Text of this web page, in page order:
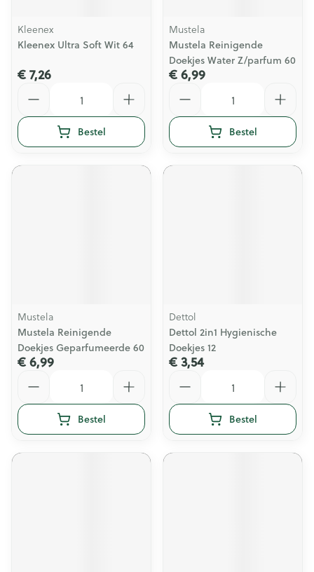
Kleenex
Kleenex Ultra Soft Wit 64
€ 7,26
Bestel
Mustela
Mustela Reinigende
Doekjes Water Z/parfum 60
€ 6,99
Bestel
Mustela
Mustela Reinigende
Doekjes Geparfumeerde 60
€ 6,99
Bestel
Dettol
Dettol 2in1 Hygienische
Doekjes 12
€ 3,54
Bestel